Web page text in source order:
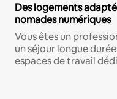
Des logements
nomades numériques
Vous êtes un
un séjour longue
espaces de travail